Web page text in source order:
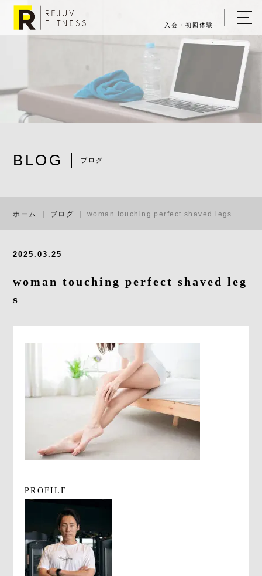
入会・初回体験
BLOG ブログ
ホーム ブログ woman touching perfect shaved legs
2025.03.25
woman touching perfect shaved leg
s
PROFILE
ホーム
キャンペーン情報
▼ REJUV FITNESSについて
店舗一覧
よくあるご質問
058-338-3504
入会・初回体験はこちら